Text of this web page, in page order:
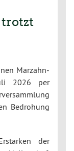
Marzahn-
2026 per
Bedrohung
der